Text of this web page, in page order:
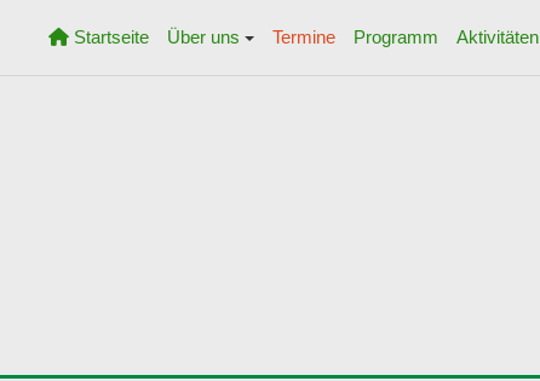
Startseite Über uns Termine Programm Aktivitäten